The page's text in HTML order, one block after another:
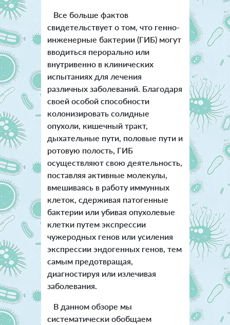
Все больше фактов
свидетельствует о том, что генно-
инженерные бактерии (ГИБ) могут
вводиться перорально или
внутривенно в клинических
испытаниях для лечения
различных заболеваний. Благодаря
своей особой способности
колонизировать солидные
опухоли, кишечный тракт,
дыхательные пути, половые пути и
ротовую полость, ГИБ
осуществляют свою деятельность,
поставляя активные молекулы,
вмешиваясь в работу иммунных
клеток, сдерживая патогенные
бактерии или убивая опухолевые
клетки путем экспрессии
чужеродных генов или усиления
экспрессии эндогенных генов, тем
самым предотвращая,
диагностируя или излечивая
заболевания.
В данном обзоре мы
систематически обобщаем